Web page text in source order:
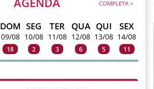
COMPLETA >
DOM
09/08
18
SEG
10/08
2
TER
11/08
3
QUA
12/08
6
QUI
13/08
5
SEX
14/08
11